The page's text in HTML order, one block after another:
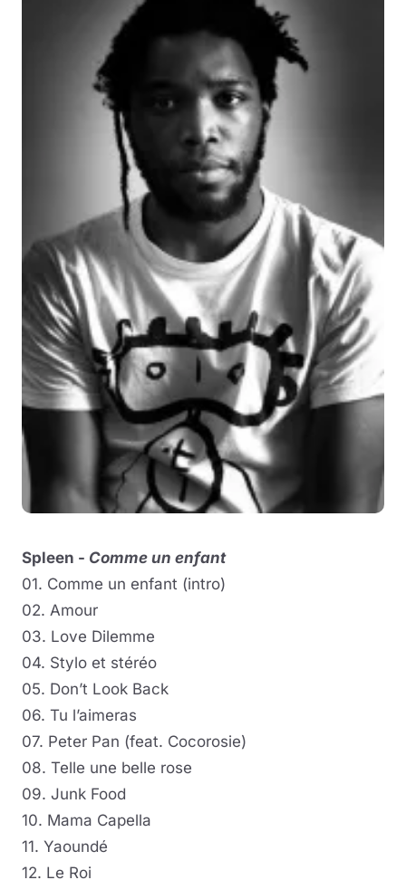
Spleen - Comme un enfant
01. Comme un enfant (intro)
02. Amour
03. Love Dilemme
04. Stylo et stéréo
05. Don’t Look Back
06. Tu l’aimeras
07. Peter Pan (feat. Cocorosie)
08. Telle une belle rose
09. Junk Food
10. Mama Capella
11. Yaoundé
12. Le Roi